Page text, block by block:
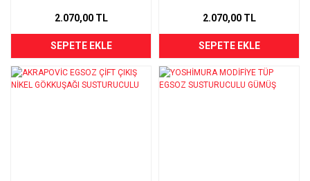
2.070,00 TL
SEPETE EKLE
2.070,00 TL
SEPETE EKLE